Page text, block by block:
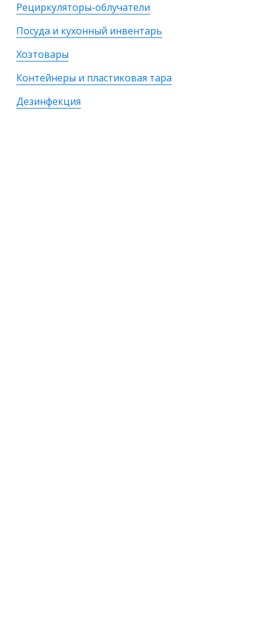
Рециркуляторы-облучатели
Посуда и кухонный инвентарь
Хозтовары
Контейнеры и пластиковая тара
Дезинфекция